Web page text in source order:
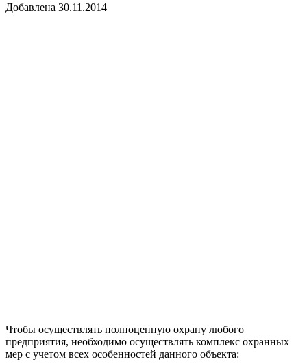
Добавлена 30.11.2014
Чтобы осуществлять полноценную охрану любого
предприятия, необходимо осуществлять комплекс охранных
мер с учетом всех особенностей данного объекта: